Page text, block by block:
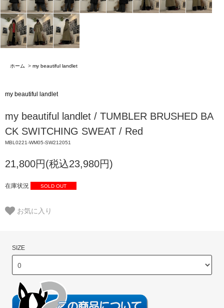
ホーム > my beautiful landlet
my beautiful landlet
my beautiful landlet / TUMBLER BRUSHED BA
CK SWITCHING SWEAT / Red
MBL0221-WM05-SW212051
21,800円(税込23,980円)
在庫状況 SOLD OUT
お気に入り
SIZE